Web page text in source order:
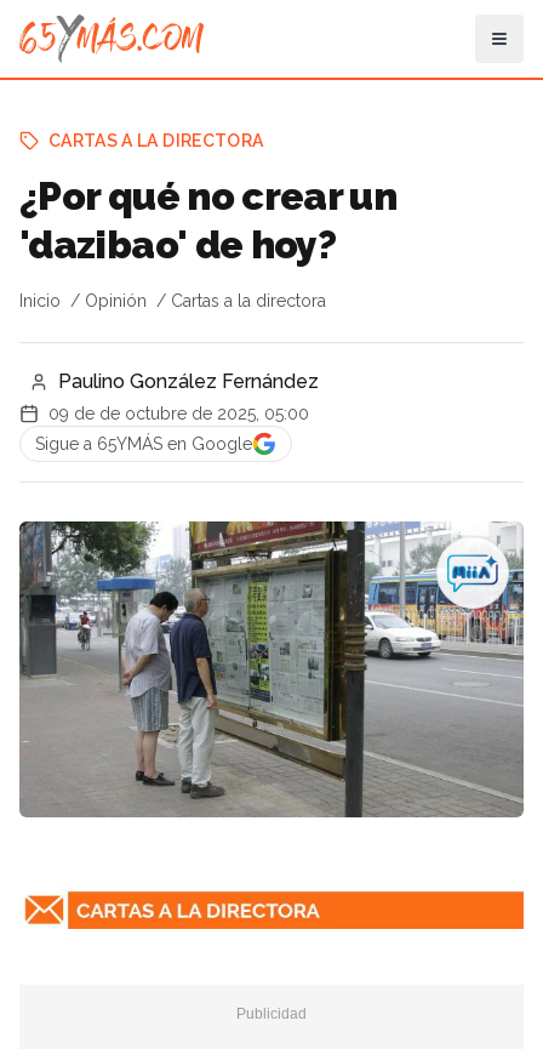
CARTAS A LA DIRECTORA
¿Por qué no crear un
'dazibao' de hoy?
Inicio Opinión Cartas a la directora
Paulino González Fernández
09 de de octubre de 2025, 05:00
Sigue a 65YMÁS en Google